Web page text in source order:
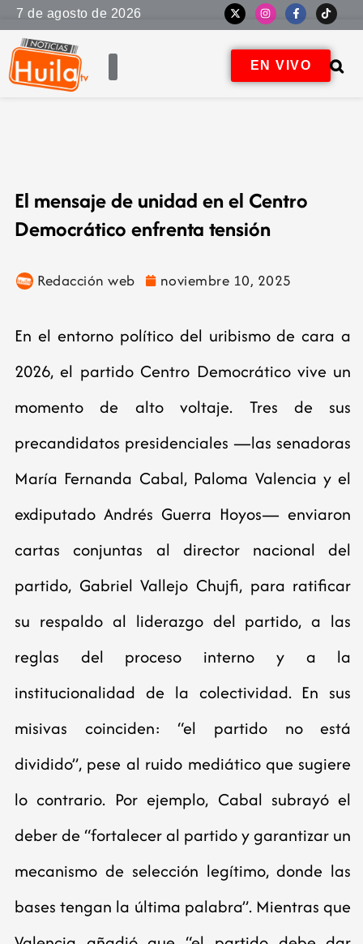
7 de agosto de 2026
EN VIVO
El mensaje de unidad en el Centro
Democrático enfrenta tensión
Redacción web noviembre 10, 2025
En el entorno político del uribismo de cara a
2026, el partido Centro Democrático vive un
momento de alto voltaje. Tres de sus
precandidatos presidenciales —las senadoras
María Fernanda Cabal, Paloma Valencia y el
exdiputado Andrés Guerra Hoyos— enviaron
cartas conjuntas al director nacional del
partido, Gabriel Vallejo Chujfi, para ratificar
su respaldo al liderazgo del partido, a las
reglas del proceso interno y a la
institucionalidad de la colectividad. En sus
misivas coinciden: “el partido no está
dividido”, pese al ruido mediático que sugiere
lo contrario. Por ejemplo, Cabal subrayó el
deber de “fortalecer al partido y garantizar un
mecanismo de selección legítimo, donde las
bases tengan la última palabra”. Mientras que